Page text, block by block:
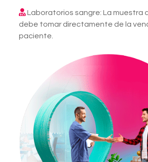
Laboratorios sangre: La muestra
debe tomar directamente de la
paciente.